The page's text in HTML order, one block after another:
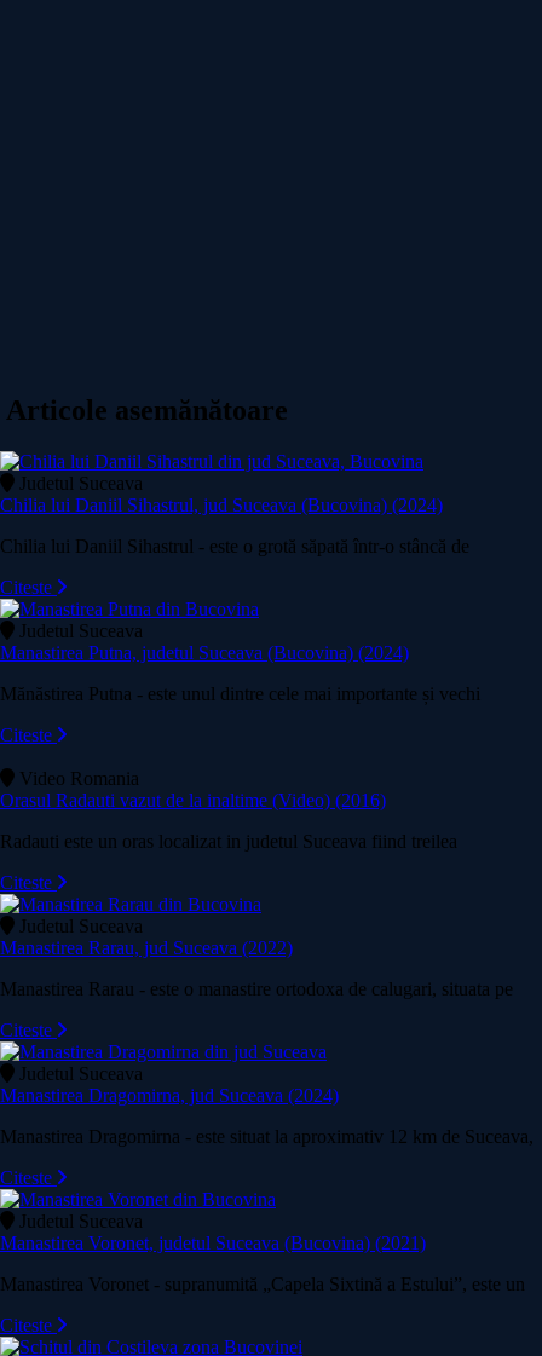
Articole asemănătoare
Judetul Suceava
Chilia lui Daniil Sihastrul, jud Suceava (Bucovina) (2024)
Chilia lui Daniil Sihastrul - este o grotă săpată într-o stâncă de
Citeste
Judetul Suceava
Manastirea Putna, judetul Suceava (Bucovina) (2024)
Mănăstirea Putna - este unul dintre cele mai importante și vechi
Citeste
Video Romania
Orasul Radauti vazut de la inaltime (Video) (2016)
Radauti este un oras localizat in judetul Suceava fiind treilea
Citeste
Judetul Suceava
Manastirea Rarau, jud Suceava (2022)
Manastirea Rarau - este o manastire ortodoxa de calugari, situata pe
Citeste
Judetul Suceava
Manastirea Dragomirna, jud Suceava (2024)
Manastirea Dragomirna - este situat la aproximativ 12 km de Suceava,
Citeste
Judetul Suceava
Manastirea Voronet, judetul Suceava (Bucovina) (2021)
Manastirea Voronet - supranumită „Capela Sixtină a Estului”, este un
Citeste